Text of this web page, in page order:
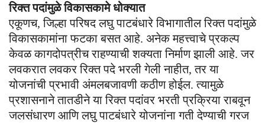
रिक्त पदांमुळे विकासकामे धोक्यात
एकूणच, जिल्हा परिषद लघु पाटबंधारे विभागातील रिक्त पदांमुळे
विकासकामांना फटका बसत आहे. अनेक महत्त्वाचे प्रकल्प
केवळ कागदोपत्रीच राहण्याची शक्यता निर्माण झाली आहे. जर
लवकरात लवकर रिक्त पदे भरली गेली नाहीत, तर या
योजनांची प्रभावी अंमलबजावणी कठीण होईल. त्यामुळे
प्रशासनाने तातडीने या रिक्त पदांवर भरती प्रक्रिया राबवून
जलसंधारण आणि लघु पाटबंधारे योजनांना गती देण्याची गरज